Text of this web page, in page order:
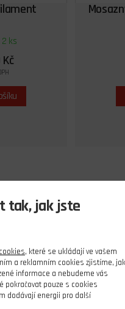
ks
tak, jak jste
cookies, které se ukládají ve vašem
a reklamním cookies zjistíme, jak
informace a nebudeme vás
pokračovat pouze s cookies
dodávají energii pro další